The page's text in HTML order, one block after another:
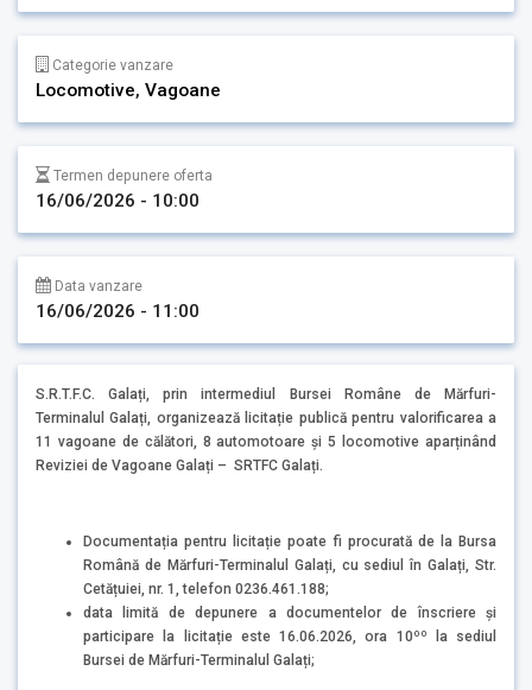
Categorie vanzare
Locomotive, Vagoane
Termen depunere oferta
16/06/2026 - 10:00
Data vanzare
16/06/2026 - 11:00
S.R.T.F.C. Galați, prin intermediul Bursei Române de Mărfuri-
Terminalul Galați, organizează licitație publică pentru valorificarea a
11 vagoane de călători, 8 automotoare și 5 locomotive aparținând
Reviziei de Vagoane Galați – SRTFC Galați.
Documentația pentru licitație poate fi procurată de la Bursa
Română de Mărfuri-Terminalul Galați, cu sediul în Galați, Str.
Cetățuiei, nr. 1, telefon 0236.461.188;
data limită de depunere a documentelor de înscriere și
participare la licitație este 16.06.2026, ora 10ºº la sediul
Bursei de Mărfuri-Terminalul Galați;